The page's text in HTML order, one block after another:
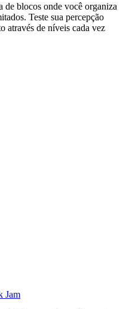
de blocos onde você organiza
Teste sua percepção
através de níveis cada vez
Jam